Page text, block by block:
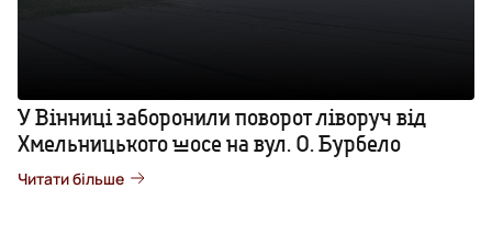
У Вінниці заборонили поворот ліворуч від
Хмельницького шосе на вул. О. Бурбело
Читати більше